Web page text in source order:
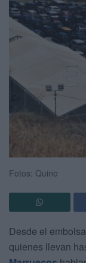
Fotos: Quino
Desde el
quienes llevan